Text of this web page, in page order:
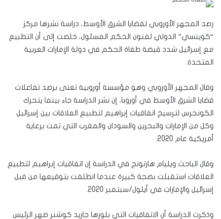
رصد المجهر الأوروبي لقضايا الشرق الأوسط، دراسة نشرها مركز
“كوينسي” الدولي لفنون الحكم المسئول، خلصت إلى أن التطبيع
مع إسرائيل شدد قبضة طغاة الحكم في دولة الإمارات العربية
المتحدة.
وقال المجهر الأوروبي وهو مؤسسة أوروبية تعنى برصد تفاعلات
قضايا الشرق الأوسط في أوروبا، إن نشر الدراسة جاء بينما يتحرك
الكونجرس لترسيخ اتفاقيات إبراهيم لتطبيع العلاقات بين إسرائيل
وكل من الإمارات والبحرين والسودان والمغرب التي تمت برعاية
أمريكية عام 2020.
وقال الباحث ويليام هارتونج في الدراسة إن اتفاقيات إبراهيم لتطبيع
العلاقات استقبلت بضجة كبيرة عندما انطلقت بتوقيعها من قبل
إسرائيل والإمارات في أيلول/سبتمبر 2020.
وذكرت الدراسة أن الاتفاقيات التي بلورها جاريد كوشنر صهر الرئيس